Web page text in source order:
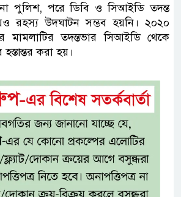
পুলিশ, পরে ডিবি ও সিআইডি তদন্ত
রহস্য উদঘাটন সম্ভব হয়নি। ২০২০
মামলাটির তদন্তভার সিআইডি থেকে
করা হয়।